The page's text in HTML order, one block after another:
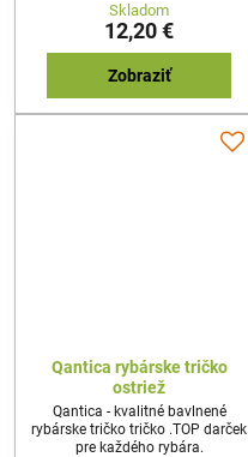
Skladom
12,20 €
Zobraziť
Qantica rybárske tričko
ostriež
Qantica - kvalitné bavlnené
rybárske tričko tričko .TOP darček
pre každého rybára.